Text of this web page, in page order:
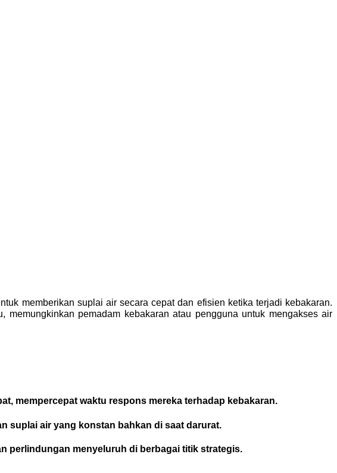
memberikan suplai air secara cepat dan efisien ketika terjadi kebakaran.
pemadam kebakaran atau pengguna untuk mengakses air
mempercepat waktu respons mereka terhadap kebakaran.
suplai air yang konstan bahkan di saat darurat.
perlindungan menyeluruh di berbagai titik strategis.